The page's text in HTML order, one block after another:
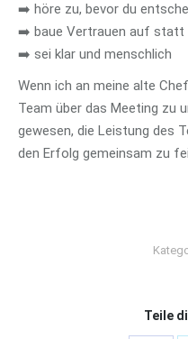
➡️ höre zu, bevor du
➡️ baue Vertrauen auf statt
➡️ sei klar und menschlich
Wenn ich an meine alte
Team über das Meeting zu
gewesen, die Leistung des
den Erfolg gemeinsam zu
Teile